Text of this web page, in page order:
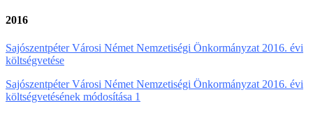
2016
Sajószentpéter Városi Német Nemzetiségi Önkormányzat 2016. évi
költségvetése
Sajószentpéter Városi Német Nemzetiségi Önkormányzat 2016. évi
költségvetésének módosítása 1